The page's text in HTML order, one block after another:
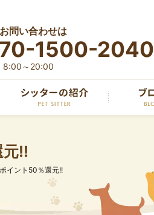
問い合わせは
1500-2040
～20:00
元!!
イント50％還元!!